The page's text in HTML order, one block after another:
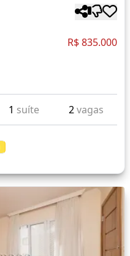
R$ 835.000
1 suíte 2vagas